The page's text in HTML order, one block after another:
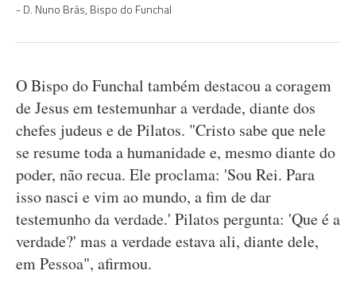
D. Nuno Brás, Bispo do Funchal
O Bispo do Funchal também destacou a coragem
de Jesus em testemunhar a verdade, diante dos
chefes judeus e de Pilatos. "Cristo sabe que nele
se resume toda a humanidade e, mesmo diante do
poder, não recua. Ele proclama: 'Sou Rei. Para
isso nasci e vim ao mundo, a fim de dar
testemunho da verdade.' Pilatos pergunta: 'Que é a
verdade?' mas a verdade estava ali, diante dele,
em Pessoa", afirmou.